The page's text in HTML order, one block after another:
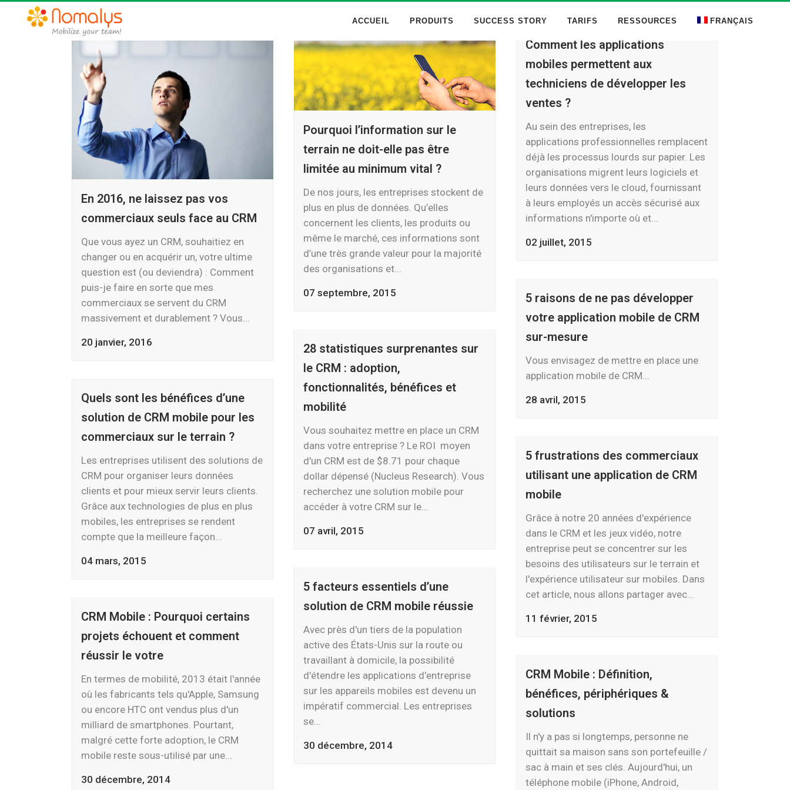
ACCUEIL PRODUITS SUCCESS STORY TARIFS RESSOURCES FRANÇAIS
En 2016, ne laissez pas vos
commerciaux seuls face au CRM
Que vous ayez un CRM, souhaitiez en
changer ou en acquérir un, votre ultime
question est (ou deviendra) : Comment
puis-je faire en sorte que mes
commerciaux se servent du CRM
massivement et durablement ? Vous...
20 janvier, 2016
Pourquoi l’information sur le
terrain ne doit-elle pas être
limitée au minimum vital ?
De nos jours, les entreprises stockent de
plus en plus de données. Qu’elles
concernent les clients, les produits ou
même le marché, ces informations sont
d’une très grande valeur pour la majorité
des organisations et...
07 septembre, 2015
Comment les applications
mobiles permettent aux
techniciens de développer les
ventes ?
Au sein des entreprises, les
applications professionnelles remplacent
déjà les processus lourds sur papier. Les
organisations migrent leurs logiciels et
leurs données vers le cloud, fournissant
à leurs employés un accès sécurisé aux
informations n'importe où et...
02 juillet, 2015
5 raisons de ne pas développer
votre application mobile de CRM
sur-mesure
Vous envisagez de mettre en place une
application mobile de CRM...
28 avril, 2015
28 statistiques surprenantes sur
le CRM : adoption,
fonctionnalités, bénéfices et
mobilité
Vous souhaitez mettre en place un CRM
dans votre entreprise ? Le ROI moyen
d'un CRM est de $8.71 pour chaque
dollar dépensé (Nucleus Research). Vous
recherchez une solution mobile pour
accéder à votre CRM sur le...
07 avril, 2015
Quels sont les bénéfices d’une
solution de CRM mobile pour les
commerciaux sur le terrain ?
Les entreprises utilisent des solutions de
CRM pour organiser leurs données
clients et pour mieux servir leurs clients.
Grâce aux technologies de plus en plus
mobiles, les entreprises se rendent
compte que la meilleure façon...
04 mars, 2015
5 frustrations des commerciaux
utilisant une application de CRM
mobile
Grâce à notre 20 années d'expérience
dans le CRM et les jeux vidéo, notre
entreprise peut se concentrer sur les
besoins des utilisateurs sur le terrain et
l'expérience utilisateur sur mobiles. Dans
cet article, nous allons partager avec...
11 février, 2015
5 facteurs essentiels d’une
solution de CRM mobile réussie
Avec près d'un tiers de la population
active des États-Unis sur la route ou
travaillant à domicile, la possibilité
d'étendre les applications d'entreprise
sur les appareils mobiles est devenu un
impératif commercial. Les entreprises
se...
30 décembre, 2014
CRM Mobile : Pourquoi certains
projets échouent et comment
réussir le votre
En termes de mobilité, 2013 était l'année
où les fabricants tels qu'Apple, Samsung
ou encore HTC ont vendus plus d'un
milliard de smartphones. Pourtant,
malgré cette forte adoption, le CRM
mobile reste sous-utilisé par une...
30 décembre, 2014
CRM Mobile : Définition,
bénéfices, périphériques &
solutions
Il n'y a pas si longtemps, personne ne
quittait sa maison sans son portefeuille /
sac à main et ses clés. Aujourd'hui, un
téléphone mobile (iPhone, Android,